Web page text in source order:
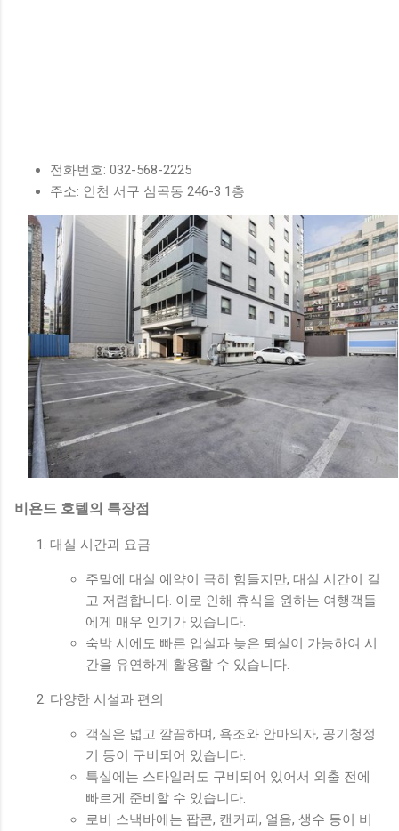
전화번호: 032-568-2225
주소: 인천 서구 심곡동 246-3 1층
비욘드 호텔의 특장점
대실 시간과 요금
주말에 대실 예약이 극히 힘들지만, 대실 시간이 길
고 저렴합니다. 이로 인해 휴식을 원하는 여행객들
에게 매우 인기가 있습니다.
숙박 시에도 빠른 입실과 늦은 퇴실이 가능하여 시
간을 유연하게 활용할 수 있습니다.
다양한 시설과 편의
객실은 넓고 깔끔하며, 욕조와 안마의자, 공기청정
기 등이 구비되어 있습니다.
특실에는 스타일러도 구비되어 있어서 외출 전에
빠르게 준비할 수 있습니다.
로비 스낵바에는 팝콘, 캔커피, 얼음, 생수 등이 비